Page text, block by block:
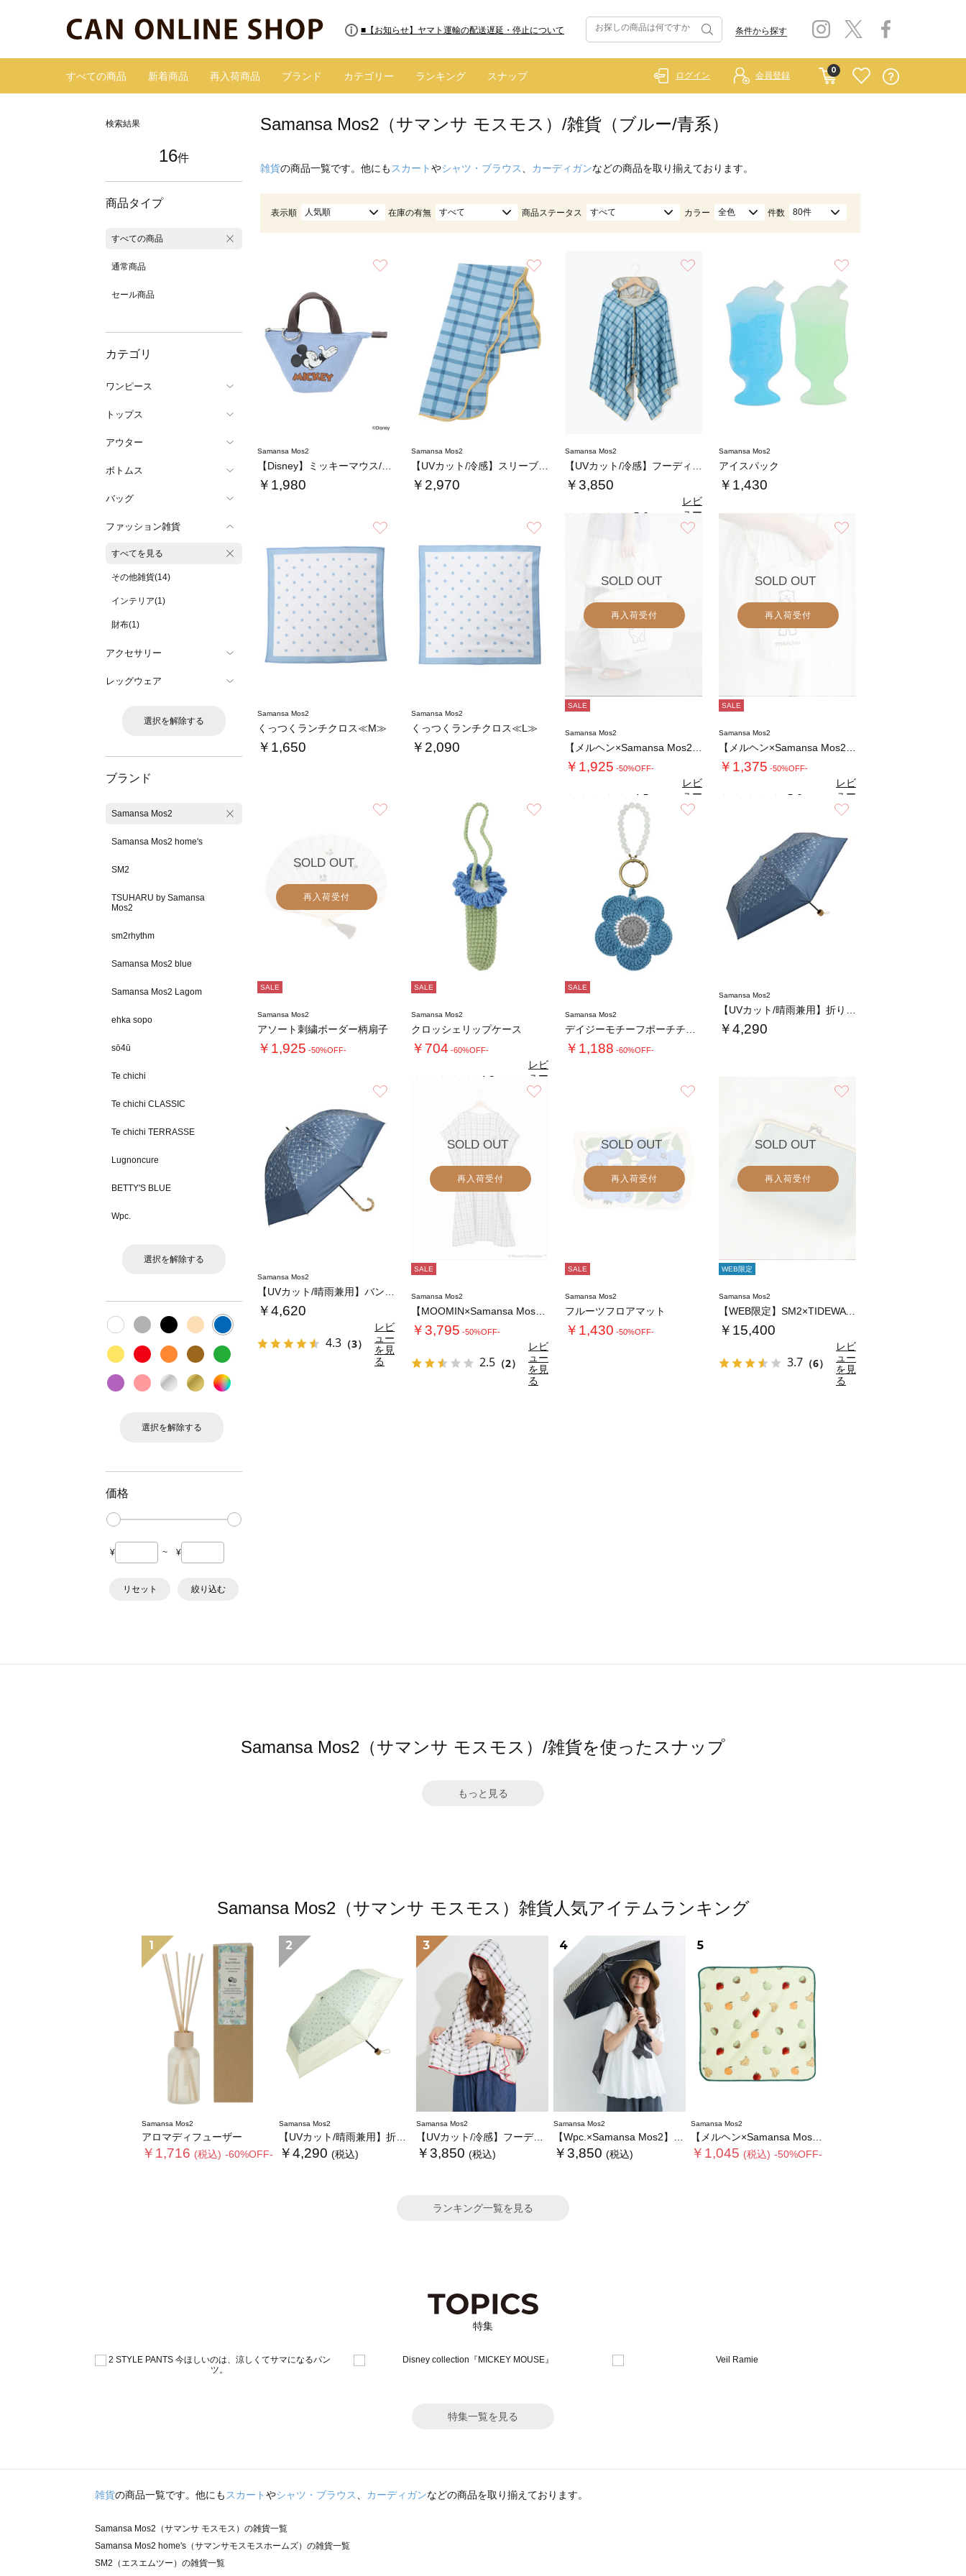
■8/13(木)AM2:00～サイトメンテナンス実施のお知らせ 条件から探す
すべての商品 新着商品 再入荷商品 ブランド カテゴリー ランキング スナップ
0
ログイン 会員登録
検索結果
16件
商品タイプ
すべての商品
通常商品
セール商品
カテゴリ
ワンピース
トップス
アウター
ボトムス
バッグ
ファッション雑貨
すべてを見る
その他雑貨(14)
インテリア(1)
財布(1)
アクセサリー
レッグウェア
選択を解除する
ブランド
Samansa Mos2
Samansa Mos2 home's
SM2
TSUHARU by Samansa
Mos2
sm2rhythm
Samansa Mos2 blue
Samansa Mos2 Lagom
ehka sopo
sō4ū
Te chichi
Te chichi CLASSIC
Te chichi TERRASSE
Lugnoncure
BETTY'S BLUE
Wpc.
選択を解除する
選択を解除する
価格
¥ ~ ¥
リセット 絞り込む
Samansa Mos2（サマンサ モスモス）/雑貨（ブルー/青系）
雑貨の商品一覧です。他にも スカートやシャツ・ブラウス カーディガンなどの商品を取り揃えております。
表示順 人気順 在庫の有無 すべて 商品ステータス すべて カラー 全色 件数 80件
Samansa Mos2
￥1,980
Samansa Mos2
￥2,970
Samansa Mos2
￥3,850
5.0
レビ
ュー
を見
る
Samansa Mos2
アイスパック
￥1,430
Samansa Mos2
くっつくランチクロス≪M≫
￥1,650
Samansa Mos2
くっつくランチクロス≪L≫
￥2,090
SOLD OUT
再入荷受付
SALE
Samansa Mos2
￥1,925 -50%OFF-
4.5
レビ
ュー
を見
る
SOLD OUT
再入荷受付
SALE
Samansa Mos2
￥1,375 -50%OFF-
5.0
レビ
ュー
を見
る
SOLD OUT
再入荷受付
SALE
Samansa Mos2
アソート刺繍ボーダー柄扇子
￥1,925 -50%OFF-
SALE
Samansa Mos2
クロッシェリップケース
￥704 -60%OFF-
4.3
レビ
ュー
を見
る
SALE
Samansa Mos2
￥1,188 -60%OFF-
Samansa Mos2
￥4,290
Samansa Mos2
￥4,620
4.3 （3）
レビ
ュー
を見
る
SOLD OUT
再入荷受付
SALE
Samansa Mos2
￥3,795 -50%OFF-
2.5 （2）
レビ
ュー
を見
る
SOLD OUT
再入荷受付
SALE
Samansa Mos2
フルーツフロアマット
￥1,430 -50%OFF-
SOLD OUT
再入荷受付
WEB限定
Samansa Mos2
【WEB限定】SM2×TIDEWAY 二つ折…
￥15,400
3.7 （6）
レビ
ュー
を見
る
Samansa Mos2（サマンサ モスモス）/雑貨を使ったスナップ
もっと見る
Samansa Mos2（サマンサ モスモス）雑貨人気アイテムランキング
1
Samansa Mos2
アロマディフューザー
￥1,716 (税込) -60%OFF-
2
Samansa Mos2
【UVカット/晴雨兼用】折り畳み傘
￥4,290 (税込)
3
Samansa Mos2
【UVカット/冷感】フーディータオル
￥3,850 (税込)
4
Samansa Mos2
【Wpc.×Samansa Mos2】コンパクト日傘
￥3,850 (税込)
5
Samansa Mos2
【メルヘン×Samansa Mos2】モチーフハンドタオル
￥1,045 (税込) -50%OFF-
ランキング一覧を見る
特集
特集一覧を見る
雑貨の商品一覧です。他にもスカートやシャツ・ブラウス、 カーディガンなどの商品を取り揃えております。
Samansa Mos2（サマンサ モスモス）の雑貨一覧
Samansa Mos2 home's（サマンサモスモスホームズ）の雑貨一覧
SM2（エスエムツー）の雑貨一覧